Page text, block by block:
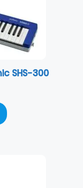
SHS-300